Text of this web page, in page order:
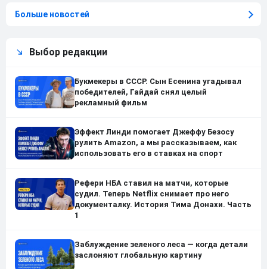
Больше новостей
Выбор редакции
Букмекеры в СССР. Сын Есенина угадывал
победителей, Гайдай снял целый
рекламный фильм
Эффект Линди помогает Джеффу Безосу
рулить Amazon, а мы рассказываем, как
использовать его в ставках на спорт
Рефери НБА ставил на матчи, которые
судил. Теперь Netflix снимает про него
документалку. История Тима Донахи. Часть
1
Заблуждение зеленого леса — когда детали
заслоняют глобальную картину